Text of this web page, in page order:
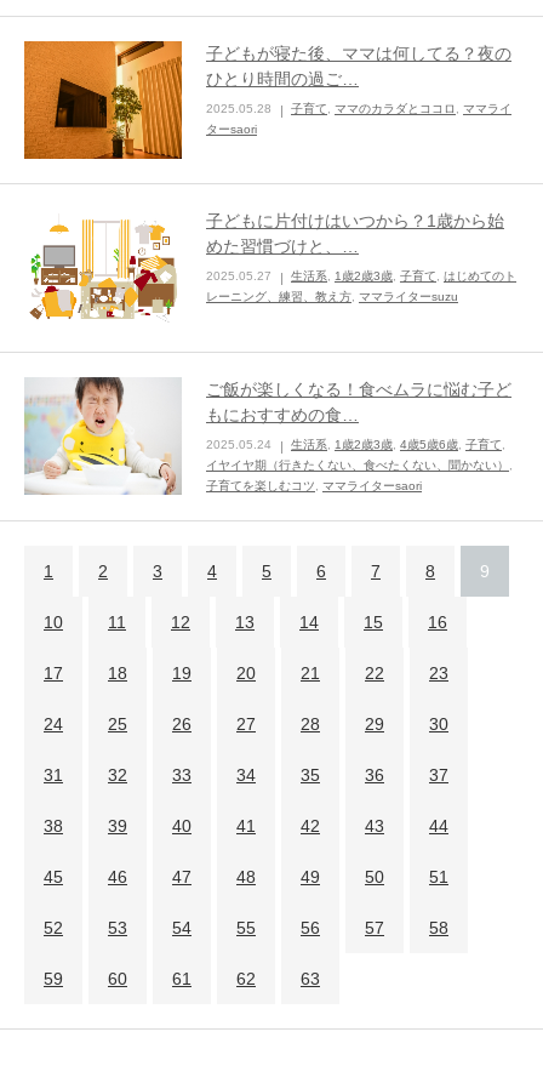
子どもが寝た後、ママは何してる？夜の
ひとり時間の過ご…
2025.05.28 子育て ママのカラダとココロ
ママライ
ターsaori
子どもに片付けはいつから？1歳から始
めた習慣づけと、…
2025.05.27 生活系 1歳2歳3歳 子育て
はじめてのト
レーニング、練習、教え方 ママライターsuzu
ご飯が楽しくなる！食べムラに悩む子ど
もにおすすめの食…
2025.05.24 生活系 1歳2歳3歳 4歳5歳6歳 子育て
イヤイヤ期（行きたくない、食べたくない、聞かない）
子育てを楽しむコツ
ママライターsaori
1 2 3 4 5 6 7 8 9
10 11 12 13 14 15 16
17 18 19 20 21 22 23
24 25 26 27 28 29 30
31 32 33 34 35 36 37
38 39 40 41 42 43 44
45 46 47 48 49 50 51
52 53 54 55 56 57 58
59 60 61 62 63